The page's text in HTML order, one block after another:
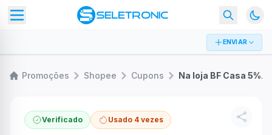
ENVIAR
Promoções Shopee Cupons Na loja BF Casa 5% OFF em produtos selecionados
Verificado Usado 4 vezes